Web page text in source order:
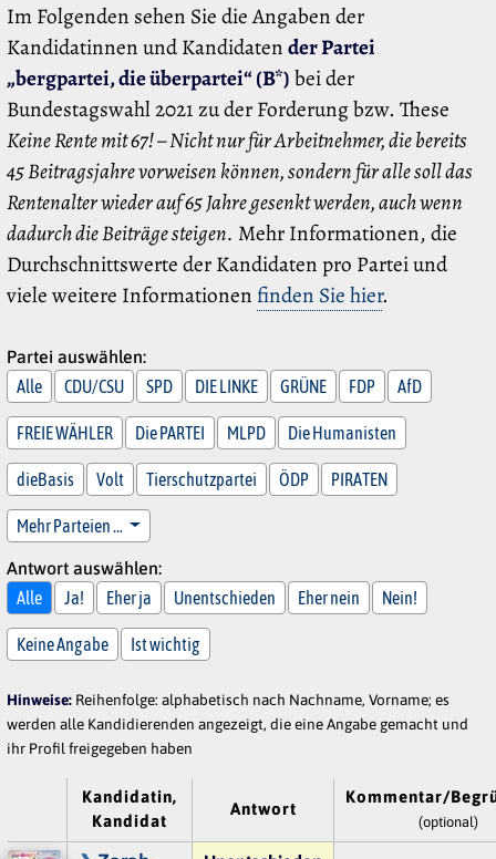
Im Folgenden sehen Sie die Angaben der
Kandidatinnen und Kandidatender Partei
„bergpartei, die überpartei“ (B*)bei der
Bundestagswahl 2021 zu der Forderung bzw. These
Keine Rente mit 67! – Nicht nur für Arbeitnehmer, die bereits
45 Beitragsjahre vorweisen können, sondern für alle soll das
Rentenalter wieder auf 65 Jahre gesenkt werden, auch wenn
dadurch die Beiträge steigen. Mehr Informationen, die
Durchschnittswerte der Kandidaten pro Partei und
viele weitere Informationen finden Sie hier.
Partei auswählen:
Alle
CDU/CSU SPD DIE LINKE GRÜNE FDP AfD
FREIE WÄHLER Die PARTEI MLPD Die Humanisten
dieBasis Volt Tierschutzpartei ÖDP PIRATEN
Mehr Parteien …
Antwort auswählen:
Alle
Ja! Eher ja Unentschieden Eher nein Nein!
Keine Angabe Ist wichtig
Hinweise: Reihenfolge: alphabetisch nach Nachname, Vorname; es
werden alle Kandidierenden angezeigt, die eine Angabe gemacht und
ihr Profil freigegeben haben
Kandidatin,
Kandidat
Antwort
Kommentar/
(optional)